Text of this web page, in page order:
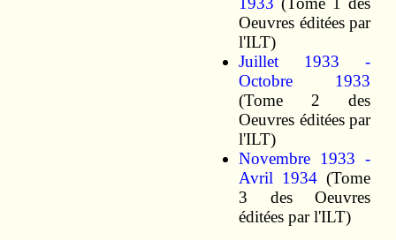
Oeuvres éditées par
l'ILT)
Juillet 1933 -
Octobre 1933
(Tome 2 des
Oeuvres éditées par
l'ILT)
Novembre 1933 -
Avril 1934 (Tome
3 des Oeuvres
éditées par l'ILT)